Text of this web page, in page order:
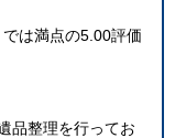
は満点の5.00評価
品整理を行ってお